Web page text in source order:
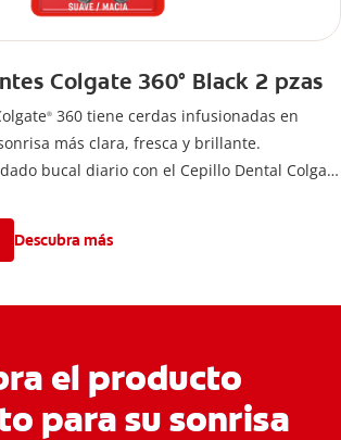
Colgate 360° Black 2 pzas
® 360 tiene cerdas infusionadas en
más clara, fresca y brillante.
bucal diario con el Cepillo Dental Colgate
Descubra más
el producto
para su sonrisa